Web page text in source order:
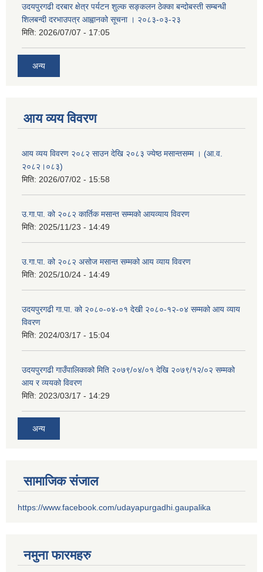
उदयपुरगढी दरबार क्षेत्र पर्यटन शुल्क सङ्कलन ठेक्का बन्दोबस्ती सम्बन्धी
शिलबन्दी दरभाउपत्र आह्वानको सूचना । २०८३-०३-२३
मिति: 2026/07/07 - 17:05
अन्य
आय व्यय विवरण
आय व्यय विवरण २०८२ साउन देखि २०८३ ज्येष्ठ मसान्तसम्म । (आ.व.
२०८२।०८३)
मिति: 2026/07/02 - 15:58
उ.गा.पा. को २०८२ कार्तिक मसान्त सम्मको आयव्याय विवरण
मिति: 2025/11/23 - 14:49
उ.गा.पा. को २०८२ असोज मसान्त सम्मको आय व्याय विवरण
मिति: 2025/10/24 - 14:49
उदयपुरगढी गा.पा. को २०८०-०४-०१ देखी २०८०-१२-०४ सम्मको आय व्याय
विवरण
मिति: 2024/03/17 - 15:04
उदयपुरगढी गाउँपालिकाको मिति २०७९/०४/०१ देखि २०७९/१२/०२ सम्मको
आय र व्ययको विवरण
मिति: 2023/03/17 - 14:29
अन्य
सामाजिक संजाल
https://www.facebook.com/udayapurgadhi.gaupalika
नमुना फारमहरु